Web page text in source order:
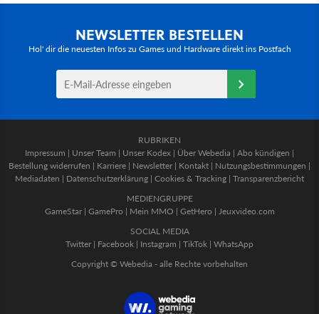
NEWSLETTER BESTELLEN
Hol' dir die neuesten Infos zu Games und Hardware direkt ins Postfach
RUBRIKEN
Impressum | Unser Team | Unser Kodex | Über Webedia | Abo kündigen |
Bestellung widerrufen | Karriere | Newsletter | Kontakt | Nutzungsbestimmungen |
Mediadaten | Datenschutzerklärung | Cookies & Tracking | Transparenzbericht
MEDIENGRUPPE
GameStar| GamePro | Mein MMO | GetHero | Jeuxvideo.com
SOCIAL MEDIA
Twitter | Facebook | Instagram | TikTok | WhatsApp
Copyright © Webedia - alle Rechte vorbehalten